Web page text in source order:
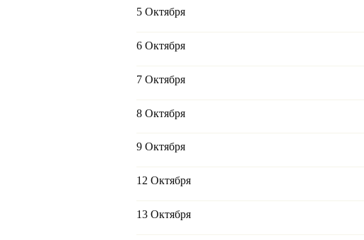
5 Октября
6 Октября
7 Октября
8 Октября
9 Октября
12 Октября
13 Октября